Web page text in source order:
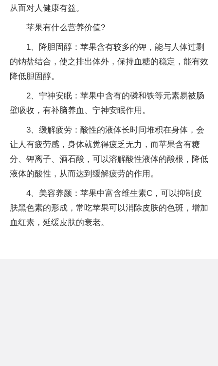
从而对人健康有益。
苹果有什么营养价值?
1、降胆固醇：苹果含有较多的钾，能与人体过剩
的钠盐结合，使之排出体外，保持血糖的稳定，能有效
降低胆固醇。
2、宁神安眠：苹果中含有的磷和铁等元素易被肠
壁吸收，有补脑养血、宁神安眠作用。
3、缓解疲劳：酸性的液体长时间堆积在身体，会
让人有疲劳感，身体就觉得疲乏无力，而苹果含有糖
分、钾离子、酒石酸，可以溶解酸性液体的酸根，降低
液体的酸性 ，从而达到缓解疲劳的作用。
4、美容养颜：苹果中富含维生素C，可以抑制皮
肤黑色素的形成，常吃苹果可以消除皮肤的色斑，增加
血红素，延缓皮肤的衰老。